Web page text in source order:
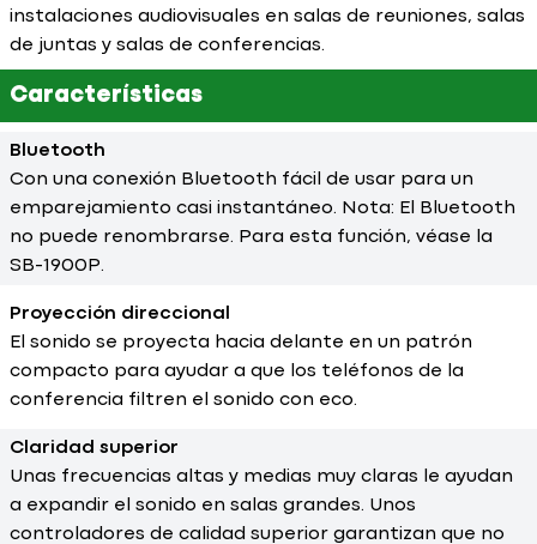
instalaciones audiovisuales en salas de reuniones, salas
de juntas y salas de conferencias.
Características
Bluetooth
Con una conexión Bluetooth fácil de usar para un
emparejamiento casi instantáneo. Nota: El Bluetooth
no puede renombrarse. Para esta función, véase la
SB-1900P.
Proyección direccional
El sonido se proyecta hacia delante en un patrón
compacto para ayudar a que los teléfonos de la
conferencia filtren el sonido con eco.
Claridad superior
Unas frecuencias altas y medias muy claras le ayudan
a expandir el sonido en salas grandes. Unos
controladores de calidad superior garantizan que no